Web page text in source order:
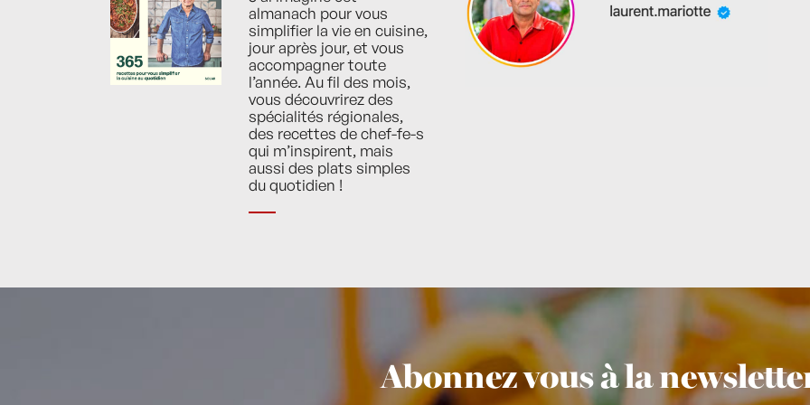
almanach pour vous
simplifier la vie en cuisine,
jour après jour, et vous
accompagner toute
l’année. Au fil des mois,
vous découvrirez des
spécialités régionales,
des recettes de chef-fe-s
qui m’inspirent, mais
aussi des plats simples
du quotidien !
Abonnez vous à la